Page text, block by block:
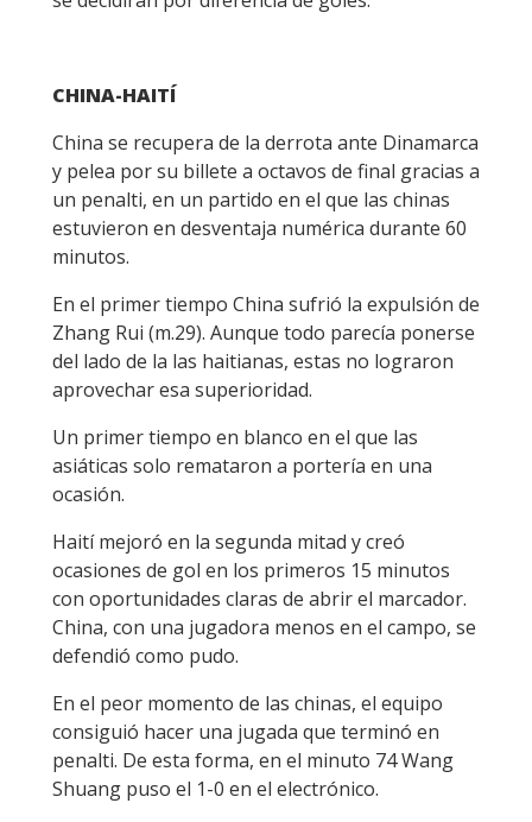
CHINA-HAITÍ
China se recupera de la derrota ante Dinamarca
y pelea por su billete a octavos de final gracias a
un penalti, en un partido en el que las chinas
estuvieron en desventaja numérica durante 60
minutos.
En el primer tiempo China sufrió la expulsión de
Zhang Rui (m.29). Aunque todo parecía ponerse
del lado de la las haitianas, estas no lograron
aprovechar esa superioridad.
Un primer tiempo en blanco en el que las
asiáticas solo remataron a portería en una
ocasión.
Haití mejoró en la segunda mitad y creó
ocasiones de gol en los primeros 15 minutos
con oportunidades claras de abrir el marcador.
China, con una jugadora menos en el campo, se
defendió como pudo.
En el peor momento de las chinas, el equipo
consiguió hacer una jugada que terminó en
penalti. De esta forma, en el minuto 74 Wang
Shuang puso el 1-0 en el electrónico.